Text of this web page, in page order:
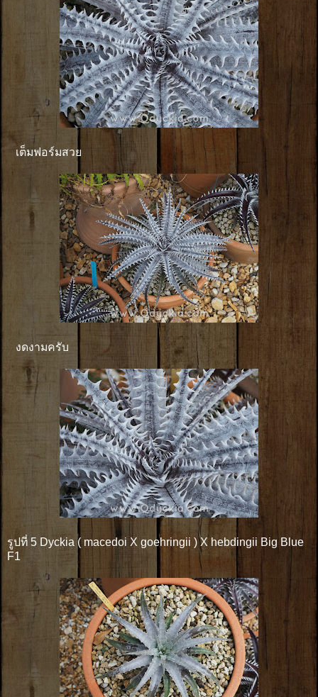
เต็มฟอร์มสวย
งดงามครับ
รูปที่ 5 Dyckia ( macedoi X goehringii ) X hebdingii Big Blue
F1